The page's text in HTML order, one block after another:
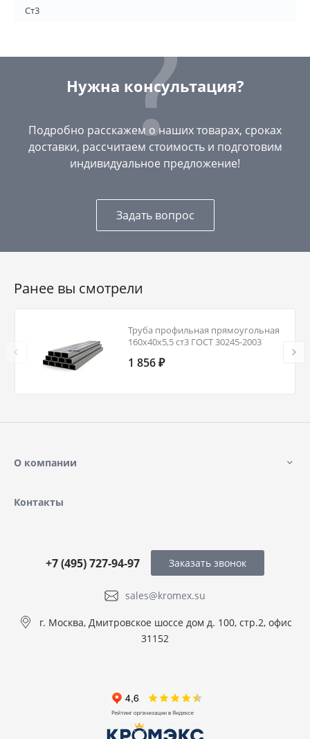
Ст3
Нужна консультация?
Подробно расскажем о наших товарах, сроках
доставки, рассчитаем стоимость и подготовим
индивидуальное предложение!
Задать вопрос
Ранее вы смотрели
Труба профильная прямоугольная
160х40х5,5 ст3 ГОСТ 30245-2003
1 856 ₽
О компании
Контакты
sales@kromex.su
+7 (495) 727-94-97
г. Москва, Дмитровское шоссе дом д. 100, стр.2, офис
31152
Заказать звонок